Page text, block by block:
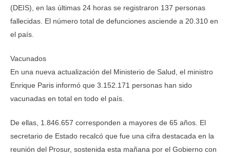
(DEIS), en las últimas 24 horas se registraron 137 personas
fallecidas. El número total de defunciones asciende a 20.310 en
el país.
Vacunados
En una nueva actualización del Ministerio de Salud, el ministro
Enrique Paris informó que 3.152.171 personas han sido
vacunadas en total en todo el país.
De ellas, 1.846.657 corresponden a mayores de 65 años. El
secretario de Estado recalcó que fue una cifra destacada en la
reunión del Prosur, sostenida esta mañana por el Gobierno con